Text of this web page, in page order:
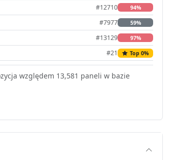
#12710 94%
#7977 59%
#13129 97%
#21 Top 0%
względem 13,581 paneli w bazie